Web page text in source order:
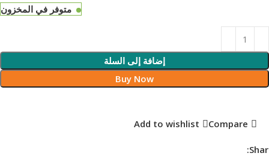
متوفر في المخزون
إضافة إلى السلة
Buy Now
Compare
Add to wishlist